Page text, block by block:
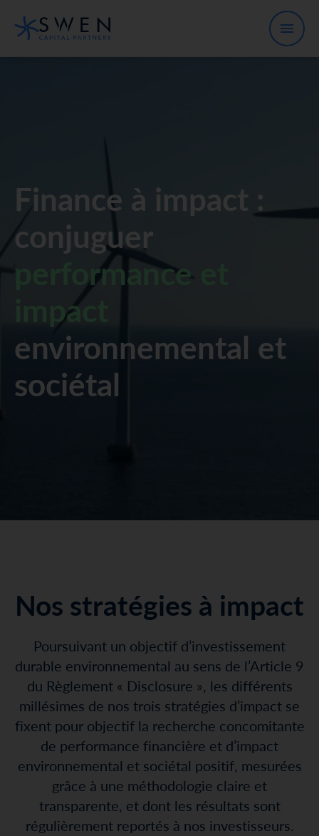
Finance à impact :
conjuguer
performance et
impact
environnemental et
sociétal
Nos stratégies à impact
Poursuivant un objectif d’investissement
durable environnemental au sens de l’Article 9
du Règlement « Disclosure », les différents
millésimes de nos trois stratégies d’impact se
fixent pour objectif la recherche concomitante
de performance financière et d’impact
environnemental et sociétal positif, mesurées
grâce à une méthodologie claire et
transparente, et dont les résultats sont
régulièrement reportés à nos investisseurs.